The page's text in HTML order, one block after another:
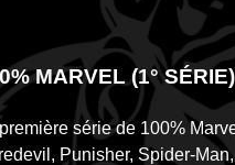
MARVEL (1° SÉRIE)
série de 100%
Punisher, Spider-